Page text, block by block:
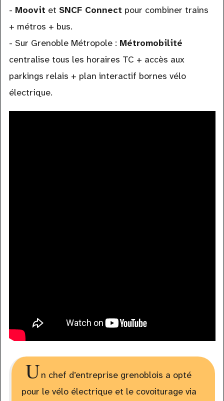
- Moovit et SNCF Connect pour combiner trains
+ métros + bus.
- Sur Grenoble Métropole : Métromobilité
centralise tous les horaires TC + accès aux
parkings relais + plan interactif bornes vélo
électrique.
Un chef d’entreprise grenoblois a opté
pour le vélo électrique et le covoiturage via